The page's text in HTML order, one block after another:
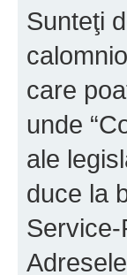
Sunteţi
care
unde
ale
duce la